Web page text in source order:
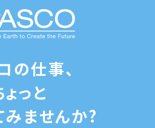
の仕事、
ょっと
みませんか?